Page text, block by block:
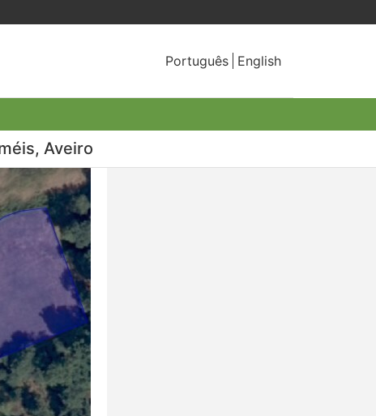
Português English
Aveiro